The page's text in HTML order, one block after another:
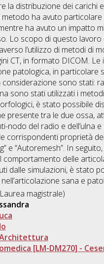
la distribuzione dei carichi
ha avuto
ha avuto un impatto
Lo scopo di questo lavoro
l’utilizzo di metodi di
CT, in formato DICOM.
patologica, in particolare
sono stati:
sono stati utilizzati i
è stato possibile
presente tra le due ossa,
nodo del radio e dell’ulna
corrispondenti proprietà
“Autoremesh”. In
comportamento delle
dalle simulazioni, è stato
sana e
magistrale)
[LM-DM270] -